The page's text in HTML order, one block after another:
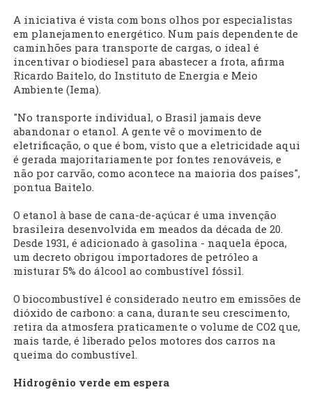
A iniciativa é vista com bons olhos por especialistas
em planejamento energético. Num país dependente de
caminhões para transporte de cargas, o ideal é
incentivar o biodiesel para abastecer a frota, afirma
Ricardo Baitelo, do Instituto de Energia e Meio
Ambiente (Iema).
"No transporte individual, o Brasil jamais deve
abandonar o etanol. A gente vê o movimento de
eletrificação, o que é bom, visto que a eletricidade aqui
é gerada majoritariamente por fontes renováveis, e
não por carvão, como acontece na maioria dos países",
pontua Baitelo.
O etanol à base de cana-de-açúcar é uma invenção
brasileira desenvolvida em meados da década de 20.
Desde 1931, é adicionado à gasolina - naquela época,
um decreto obrigou importadores de petróleo a
misturar 5% do álcool ao combustível fóssil.
O biocombustível é considerado neutro em emissões de
dióxido de carbono: a cana, durante seu crescimento,
retira da atmosfera praticamente o volume de CO2 que,
mais tarde, é liberado pelos motores dos carros na
queima do combustível.
Hidrogênio verde em espera